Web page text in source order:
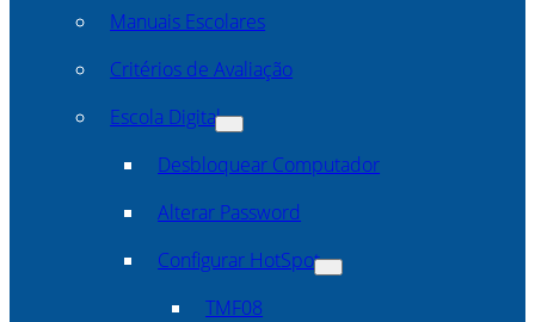
Manuais Escolares
Critérios de Avaliação
Escola Digital
Desbloquear Computador
Alterar Password
Configurar HotSpot
TMF08